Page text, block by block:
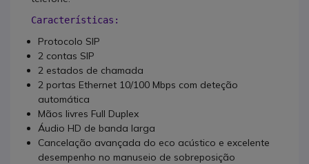
Características:
Protocolo SIP
2 contas SIP
2 estados de chamada
2 portas Ethernet 10/100 Mbps com deteção
automática
Mãos livres Full Duplex
Áudio HD de banda larga
Cancelação avançada do eco acústico e excelente
desempenho no manuseio de sobreposição